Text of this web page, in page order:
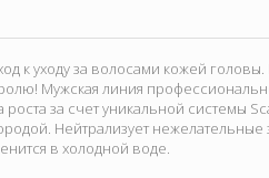
к уходу за волосами кожей
Мужская линия
за счет уникальной системы
Нейтрализует нежелательные
в холодной воде.